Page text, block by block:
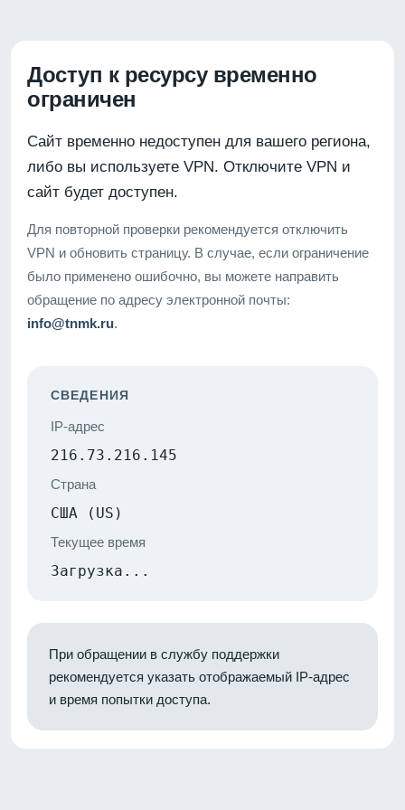
Доступ к ресурсу временно
ограничен
Сайт временно недоступен для вашего региона,
либо вы используете VPN. Отключите VPN и
сайт будет доступен.
Для повторной проверки рекомендуется отключить
VPN и обновить страницу. В случае, если ограничение
было применено ошибочно, вы можете направить
обращение по адресу электронной почты:
info@tnmk.ru.
СВЕДЕНИЯ
IP-адрес
216.73.216.145
Страна
США (US)
Текущее время
Загрузка...
При обращении в службу поддержки
рекомендуется указать отображаемый IP-адрес
и время попытки доступа.